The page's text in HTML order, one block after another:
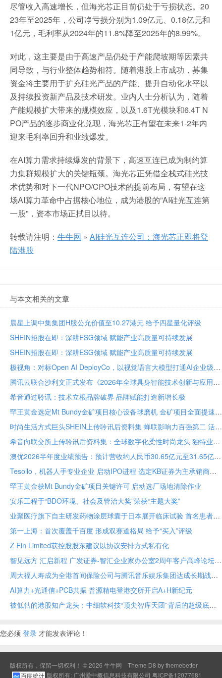
尽管收入高速增长，但海光芯正目前仍处于亏损状态。20
23年至2025年，公司净亏损分别为1.09亿元、0.18亿元和
1亿元，毛利率从2024年的11.8%降至2025年的8.99%。
对此，这主要是由于高速产品仍处于产能爬坡期等因素共
同导致，与行业整体趋势相符。随着港股上市成功，募集
资金将主要用于扩充硅光产品的产能、提升自动化水平以
及持续投资新产品及技术研发。业内人士分析认为，随着
产能规模扩大带来的规模效应，以及1.6T光模块和6.4T N
PO产品的逐步商业化兑现，海光芯正有望在未来1-2年内
迎来毛利率回升和业绩爆发。
在AI算力需求持续爆发的背景下，高速互连已成为制约算
力集群规模扩大的关键瓶颈。海光芯正凭借全栈式硅光技
术优势和对下一代NPO/CPO技术的提前布局，有望在这
场AI算力革命中占据核心地位，成为港股的”AI硅光互连第
一股”，资本市场正拭目以待。
转载请注明： 牛牛网 » AI硅光互连公司：海光芯正即将登
陆港股
与本文相关的文章
晨星上调中集集团H股公允价值至10.27港元 给予四星量化评级
SHEIN招股在即：深耕ESG领域 赋能产业高质量可持续发展
SHEIN招股在即：深耕ESG领域 赋能产业高质量可持续发展
极视角：对标Open AI DeployCo，以视觉语言大模型打通AI企业级落地“最后一公里”
腾讯云联合沙利文正式发布《2026年全球具身智能技术创新与应用白皮书》
希音通过聆讯：技术立根品牌破界 品牌赋能打造新增长极
罕王黄金选定Mt Bundy金矿项目核心设备球磨机 金矿项目全面提速
时尚生活方式巨头SHEIN上传聆讯后资料集 蝉联影响力百强第二 活跃顾客达2.73亿
希音向联交所上传聆讯后资料集：全球数字化柔性时尚龙头 独特业务模式构筑坚固护城河
澳优2026半年度业绩预告：预计营收约人民币30.65亿元至31.65亿元 核心业务基础保持稳定
Tesollo，机器人手专业企业 启动IPO进程 选定KB证券为主承销商
罕王黄金获Mt Bundy金矿项目关键许可 启动选厂场地清除作业
安乐工程于“BDO环境、社会及管治大奖”荣获“主题大奖”
业聚医疗旗下自主研发药物涂层球囊于日本展开临床试验 首名患者已入组
第一上海：首次覆盖千百度 形成双赛道格局 给予“买入”评级
Z Fin Limited获控股股东建议以协议安排方式私有化
智见远方 汇启新程 广发证券-智汇企业家办公室2周年客户高峰论坛在穗举办
周大福人寿成为全港首间保险公司与腾讯音乐娱乐集团达成长期战略合作
AI算力+光通信+PCB共振 普源精电登港交所开启A+H新纪元
被低估的港股知产龙头：中细软科技“顶尖智库天团”背后的超级底牌
您必须 登录 才能发表评论！
版权所有，保留一切权利！ © 2026 牛牛网 Theme D8 by themebetter
版权所有: 广州爱中概信息科技有限公司 粤ICP备12077681